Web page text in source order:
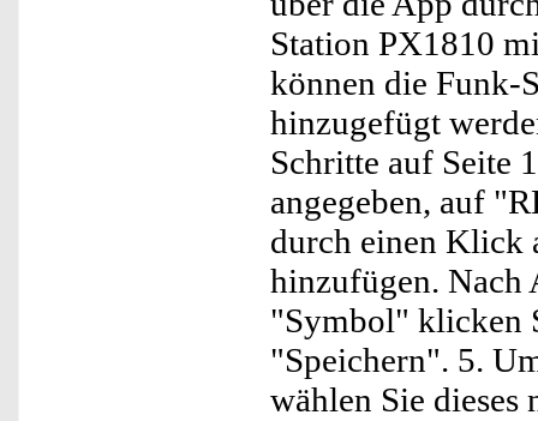
Station PX1810
können die Funk-
hinzugefügt
Schritte auf Seite
angegeben, auf
durch einen Klick
hinzufügen.
"Symbol" klicken
"Speichern". 5.
wählen Sie dieses